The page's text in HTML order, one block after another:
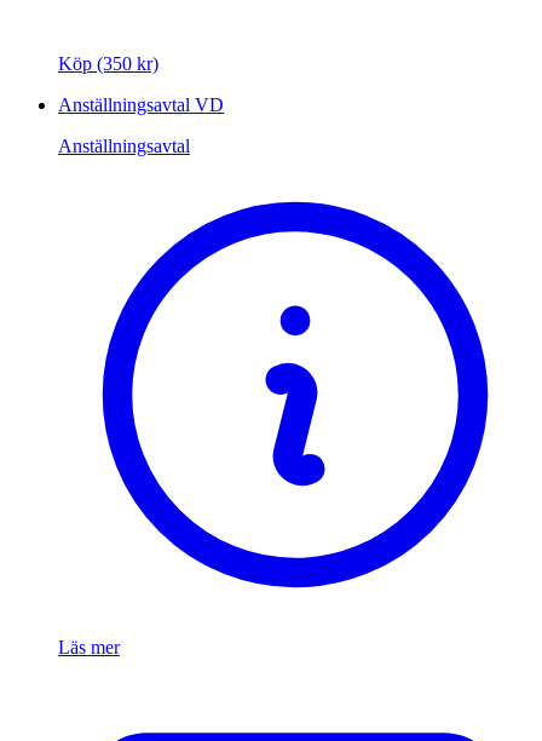
Köp (350 kr)
Anställningsavtal VD
Anställningsavtal
Läs mer